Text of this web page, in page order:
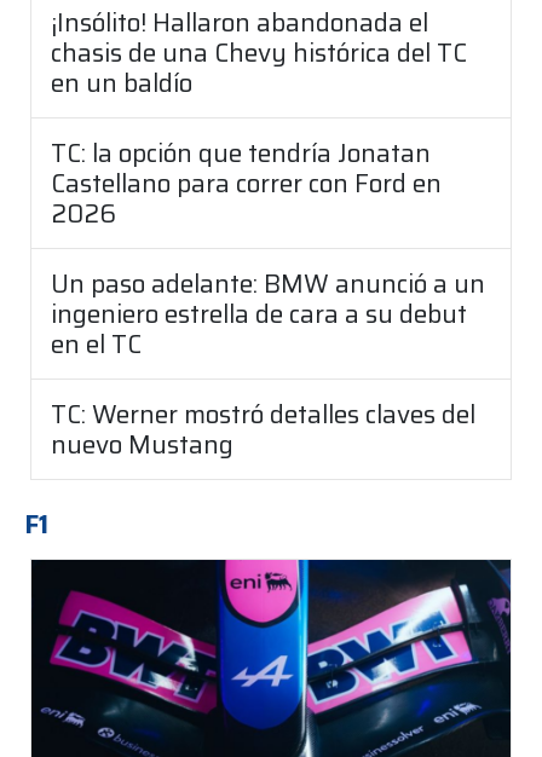
¡Insólito! Hallaron abandonada el
chasis de una Chevy histórica del TC
en un baldío
TC: la opción que tendría Jonatan
Castellano para correr con Ford en
2026
Un paso adelante: BMW anunció a un
ingeniero estrella de cara a su debut
en el TC
TC: Werner mostró detalles claves del
nuevo Mustang
F1